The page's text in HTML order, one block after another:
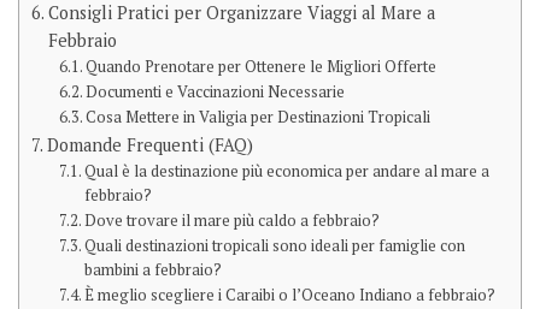
Consigli Pratici per Organizzare Viaggi al Mare a
Febbraio
Quando Prenotare per Ottenere le Migliori Offerte
Documenti e Vaccinazioni Necessarie
Cosa Mettere in Valigia per Destinazioni Tropicali
Domande Frequenti (FAQ)
Qual è la destinazione più economica per andare al mare a
febbraio?
Dove trovare il mare più caldo a febbraio?
Quali destinazioni tropicali sono ideali per famiglie con
bambini a febbraio?
È meglio scegliere i Caraibi o l’Oceano Indiano a febbraio?